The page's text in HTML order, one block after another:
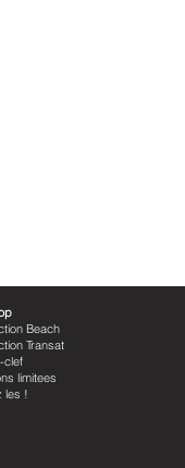
Beach
Transat
clef
limitees
les !